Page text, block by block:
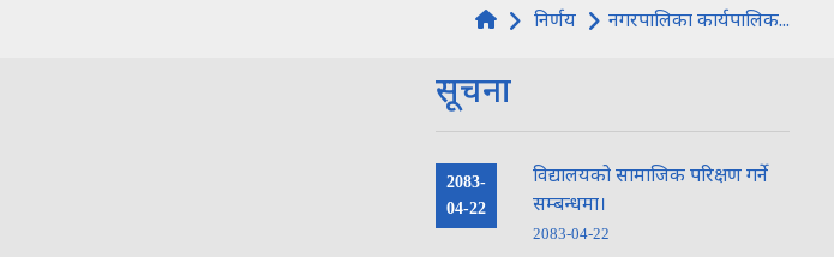
निर्णय नगरपालिका कार्यपालिक...
सूचना
2083-
04-22
विद्यालयको सामाजिक परिक्षण गर्ने
सम्बन्धमा।
2083-04-22